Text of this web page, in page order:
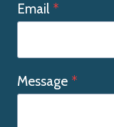
Email *
Message *